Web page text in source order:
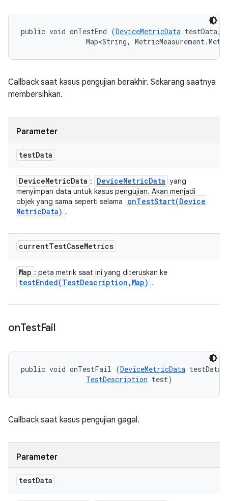
public void onTestEnd (DeviceMetricData testData,
Map<String,
Callback saat kasus pengujian berakhir. Sekarang saatnya
membersihkan.
Parameter
testData
DeviceMetricData : DeviceMetricData yang
menyimpan data untuk kasus pengujian. Akan menjadi
objek yang sama seperti selama
onTestStart(Device
MetricData) .
currentTestCaseMetrics
Map : peta metrik saat ini yang diteruskan ke
testEnded(TestDescription , Map) .
onTestFail
public void onTestFail (DeviceMetricData
TestDescription test)
Callback saat kasus pengujian gagal.
Parameter
testData